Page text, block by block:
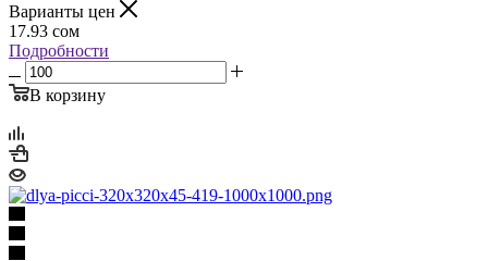
Варианты цен
17.93 сом
Подробности
В корзину